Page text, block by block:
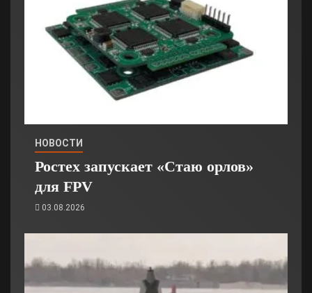
НОВОСТИ
Ростех запускает «Стаю орлов»
для FPV
03.08.2026